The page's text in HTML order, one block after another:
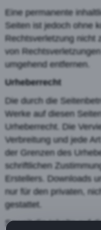
Eine permanente
Seiten ist jedoch ohne
Rechtsverletzung nicht
von
umgehend entfernen.
Urheberrecht
Die durch die
Werke auf diesen
Urheberrecht. Die
Verbreitung und jede
der Grenzen des
schriftlichen
Erstellers. Downloads
nur für den privaten,
gestattet.
Soweit die Inhalte auf